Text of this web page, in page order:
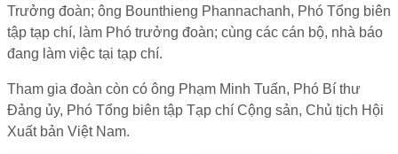
Trưởng đoàn; ông Bounthieng Phannachanh, Phó Tổng biên
tập tạp chí, làm Phó trưởng đoàn; cùng các cán bộ, nhà báo
đang làm việc tại tạp chí.
Tham gia đoàn còn có ông Phạm Minh Tuấn, Phó Bí thư
Đảng ủy, Phó Tổng biên tập Tạp chí Cộng sản, Chủ tịch Hội
Xuất bản Việt Nam.